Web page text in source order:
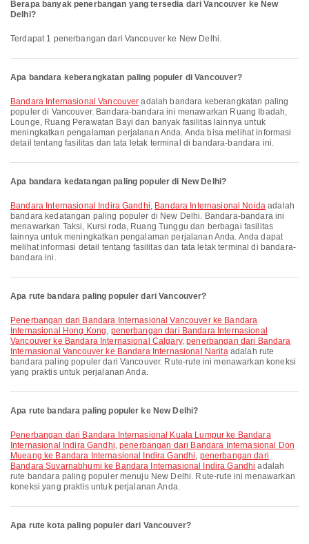
Berapa banyak penerbangan yang tersedia dari Vancouver ke New
Delhi?
Terdapat 1 penerbangan dari Vancouver ke New Delhi.
Apa bandara keberangkatan paling populer di Vancouver?
Bandara Internasional Vancouver adalah bandara keberangkatan paling
populer di Vancouver. Bandara-bandara ini menawarkan Ruang Ibadah,
Lounge, Ruang Perawatan Bayi dan banyak fasilitas lainnya untuk
meningkatkan pengalaman perjalanan Anda. Anda bisa melihat informasi
detail tentang fasilitas dan tata letak terminal di bandara-bandara ini.
Apa bandara kedatangan paling populer di New Delhi?
Bandara Internasional Indira Gandhi, Bandara Internasional Noidaadalah
bandara kedatangan paling populer di New Delhi. Bandara-bandara ini
menawarkan Taksi, Kursi roda, Ruang Tunggu dan berbagai fasilitas
lainnya untuk meningkatkan pengalaman perjalanan Anda. Anda dapat
melihat informasi detail tentang fasilitas dan tata letak terminal di bandara-
bandara ini.
Apa rute bandara paling populer dari Vancouver?
penerbangan dari Bandara Internasional Vancouver ke Bandara
Internasional Hong Kong, penerbangan dari Bandara Internasional
Vancouver ke Bandara Internasional Calgary,penerbangan dari Bandara
Internasional Vancouver ke Bandara Internasional Naritaadalah rute
bandara paling populer dari Vancouver. Rute-rute ini menawarkan koneksi
yang praktis untuk perjalanan Anda.
Apa rute bandara paling populer ke New Delhi?
penerbangan dari Bandara Internasional Kuala Lumpur ke Bandara
Internasional Indira Gandhi,penerbangan dari Bandara Internasional Don
Mueang ke Bandara Internasional Indira Gandhi, penerbangan dari
Bandara Suvarnabhumi ke Bandara Internasional Indira Gandhi adalah
rute bandara paling populer menuju New Delhi. Rute-rute ini menawarkan
koneksi yang praktis untuk perjalanan Anda.
Apa rute kota paling populer dari Vancouver?